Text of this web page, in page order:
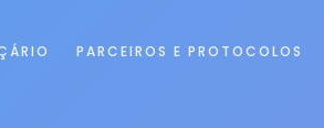
PARCEIROS E PROTOCOLOS